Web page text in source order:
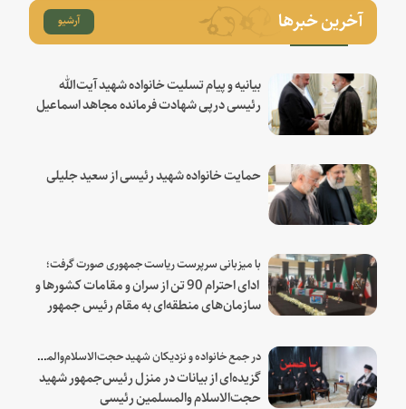
آخرین خبرها آرشیو
بیانیه و پیام تسلیت خانواده شهید آیت‌الله
رئیسی درپی شهادت فرمانده مجاهد اسماعیل
حمایت خانواده شهید رئیسی از سعید جلیلی
با میزبانی سرپرست ریاست جمهوری صورت گرفت؛
ادای احترام 90 تن از سران و مقامات کشورها و
سازمان‌های منطقه‌ای به مقام رئیس جمهور
در جمع خانواده و نزدیکان شهید حجت‌الاسلام‌والمسلمین رئیسی:
گزیده‌ای از بیانات در منزل رئیس‌جمهور شهید
حجت‌الاسلام والمسلمین رئیسی